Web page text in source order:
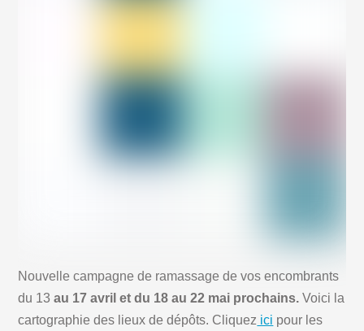
Nouvelle campagne de ramassage de vos encombrants
du 13 au 17 avril et du 18 au 22 mai prochains. Voici la
cartographie des lieux de dépôts. Cliquez ici pour les